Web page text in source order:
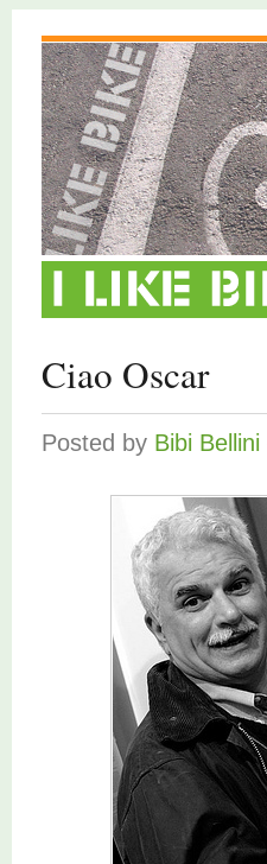
Ciao Oscar
Posted by Bibi Bellini